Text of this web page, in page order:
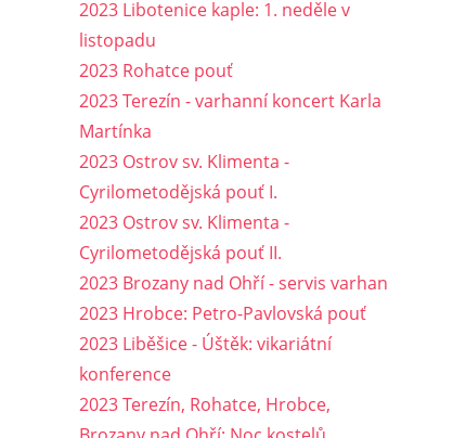
2023 Libotenice kaple: 1. neděle v
listopadu
2023 Rohatce pouť
2023 Terezín - varhanní koncert Karla
Martínka
2023 Ostrov sv. Klimenta -
Cyrilometodějská pouť I.
2023 Ostrov sv. Klimenta -
Cyrilometodějská pouť II.
2023 Brozany nad Ohří - servis varhan
2023 Hrobce: Petro-Pavlovská pouť
2023 Liběšice - Úštěk: vikariátní
konference
2023 Terezín, Rohatce, Hrobce,